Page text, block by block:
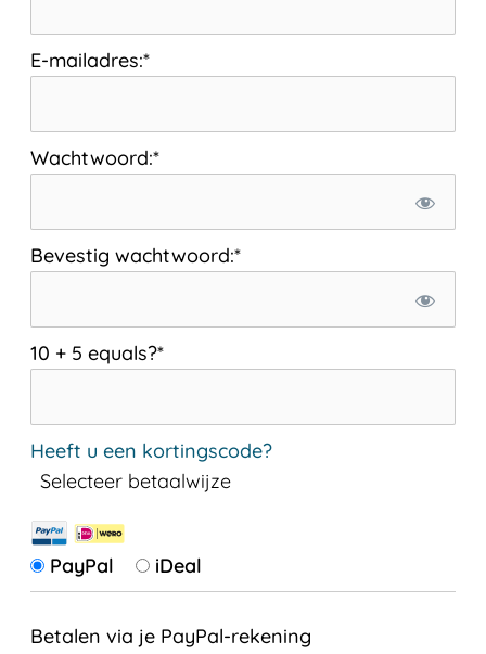
E-mailadres:*
Wachtwoord:*
Bevestig wachtwoord:*
10 + 5 equals?*
Heeft u een kortingscode?
Selecteer betaalwijze
PayPal iDeal
Betalen via je PayPal-rekening